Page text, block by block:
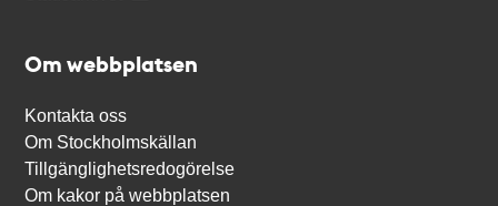
Om webbplatsen
Kontakta oss
Om Stockholmskällan
Tillgänglighetsredogörelse
Om kakor på webbplatsen